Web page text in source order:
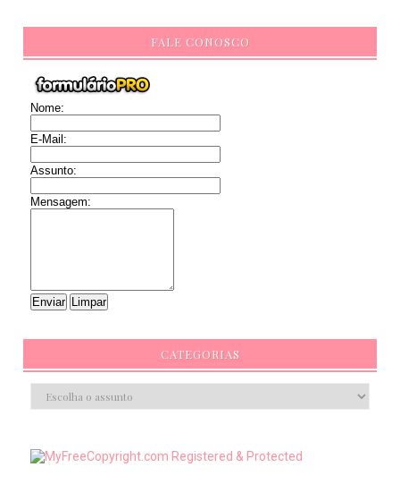
FALE CONOSCO
Nome:
E-Mail:
Assunto:
Mensagem:
CATEGORIAS